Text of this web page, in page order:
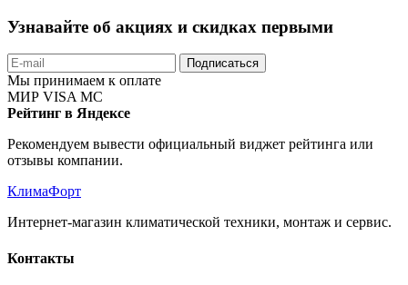
Узнавайте об акциях и скидках первыми
Подписаться
Мы принимаем к оплате
МИР VISA MC
Рейтинг в Яндексе
Рекомендуем вывести официальный виджет рейтинга или
отзывы компании.
КлимаФорт
Интернет-магазин климатической техники, монтаж и сервис.
Контакты